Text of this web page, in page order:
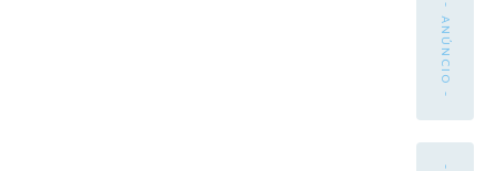
- ANÚNCIO -